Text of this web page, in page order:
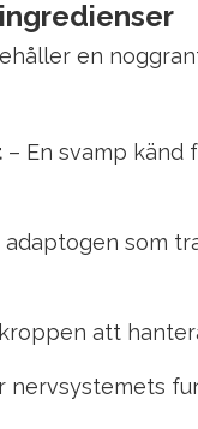
en
– En svamp känd
adaptogen som
att
nervsystemets